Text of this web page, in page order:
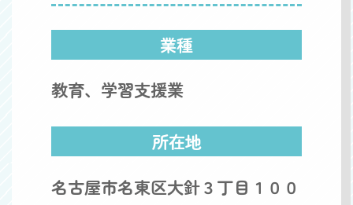
業種
教育、学習支援業
所在地
名古屋市名東区大針３丁目１００